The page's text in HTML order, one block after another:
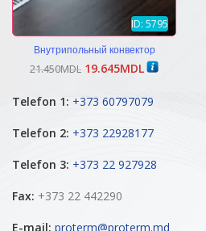
ID: 5795
Внутрипольный конвектор
21.450MDL Первоначальная
составляла
21.450MDL.
19.645MDLТекущая
19.645MDL.
Telefon 1: +373 60797079
Telefon 2: +373 22928177
Telefon 3: +373 22 927928
Fax: +373 22 442290
E-mail: proterm@proterm.md